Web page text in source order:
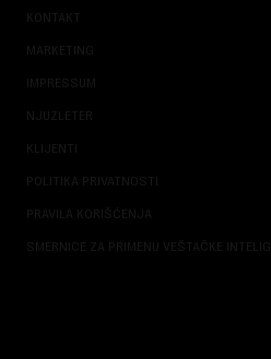
KONTAKT
MARKETING
IMPRESSUM
NJUZLETER
KLIJENTI
POLITIKA PRIVATNOSTI
PRAVILA KORIŠĆENJA
SMERNICE ZA PRIMENU VEŠTAČKE